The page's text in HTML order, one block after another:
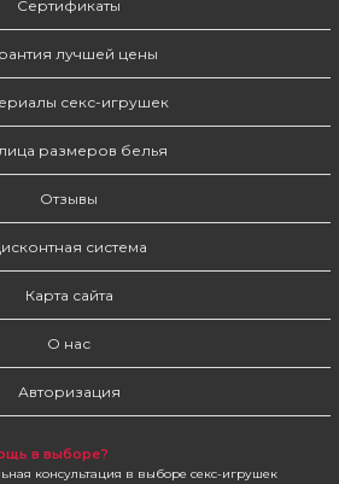
Сертификаты
лучшей цены
секс-игрушек
размеров белья
Отзывы
система
Карта сайта
О нас
Авторизация
в выборе?
консультация в выборе секс-игрушек